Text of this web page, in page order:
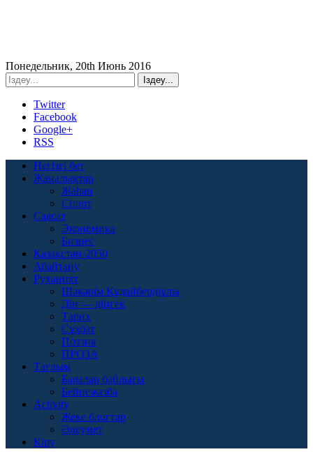
Понедельник, 20th Июнь 2016
Twitter
Facebook
Google+
RSS
Негізгі бет
Жаңалықтар
Жаһан
Спорт
Саясат
Экономика
Бизнес
Қазақстан-2050
Абайтану
Руханият
Шәкәрім Құдайбердіұлы
Дін — діңгек
Тарих
Сұхбат
Поэзия
ПРОЗА
Тағлым
Балалар байлығы
Бейнежазба
Activity
Жеке блогтар
Әлеумет
Кіру